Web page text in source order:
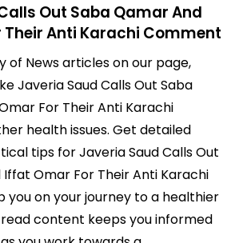
Out Saba Qamar And
Anti Karachi Comment
of News articles on our page,
Javeria Saud Calls Out Saba
For Their Anti Karachi
health issues. Get detailed
tips for Javeria Saud Calls Out
Omar For Their Anti Karachi
you on your journey to a healthier
content keeps you informed